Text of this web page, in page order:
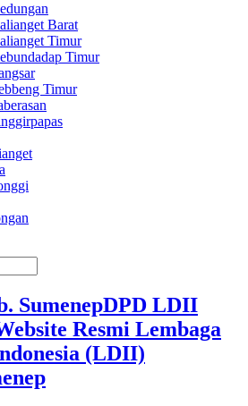
Barat
Timur
Timur
Timur
DPD LDII
Resmi Lembaga
(LDII)